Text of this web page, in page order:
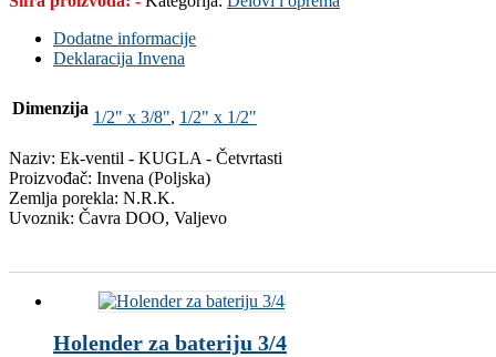
Dodatne informacije
Deklaracija Invena
Dimenzija 1/2" x 3/8", 1/2" x 1/2"
Naziv: Ek-ventil - KUGLA - Četvrtasti
Proizvođač: Invena (Poljska)
Zemlja porekla: N.R.K.
Uvoznik: Čavra DOO, Valjevo
Holender za bateriju 3/4